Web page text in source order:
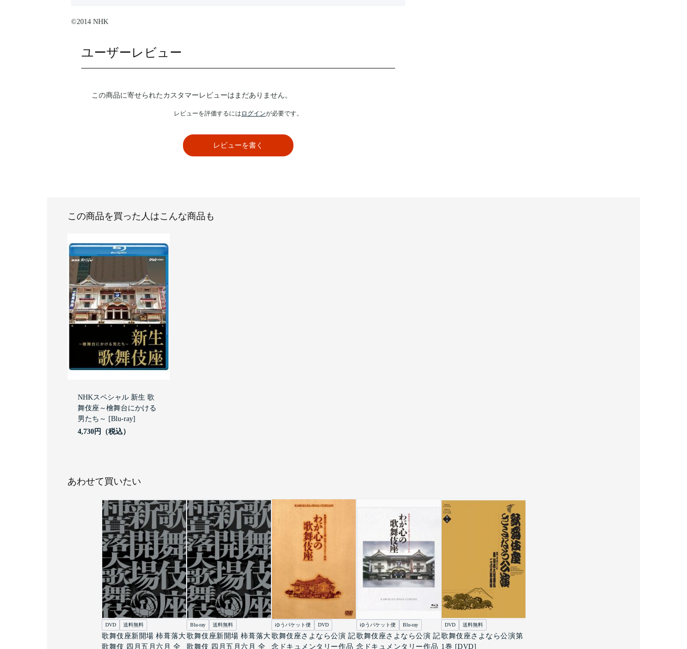
©2014 NHK
ユーザーレビュー
この商品に寄せられたカスタマーレビューはまだありません。
レビューを評価するには ログインが必要です。
レビューを書く
この商品を買った人はこんな商品も
NHKスペシャル 新生 歌
舞伎座～檜舞台にかける
男たち～ [Blu-ray]
4,730円
あわせて買いたい
DVD 送料無料
歌舞伎座新開場 柿葺落大
歌舞伎 四月五月六月 全
Blu-ray 送料無料
歌舞伎座新開場 柿葺落大
歌舞伎 四月五月六月 全
ゆうパケット便 DVD
歌舞伎座さよなら公演 記
念ドキュメンタリー作品
ゆうパケット便 Blu-ray
歌舞伎座さよなら公演 記
念ドキュメンタリー作品
DVD 送料無料
歌舞伎座さよなら公演第
1巻 [DVD]